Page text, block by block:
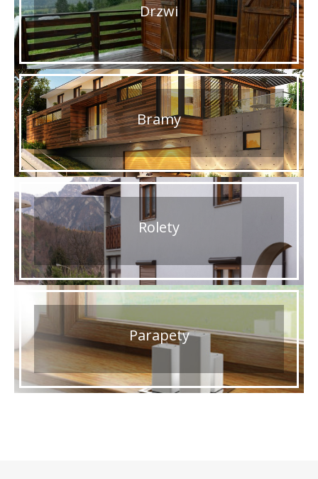
Drzwi
Bramy
Rolety
Parapety